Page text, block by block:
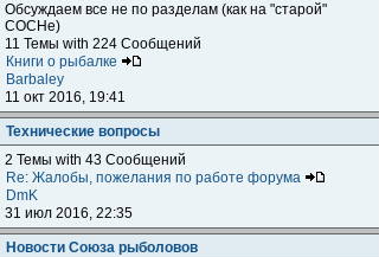
Обсуждаем все не по разделам (как на "старой"
СОСНе)
11 Темы with 224 Сообщений
Книги о рыбалке
Barbaley
11 окт 2016, 19:41
Технические вопросы
2 Темы with 43 Сообщений
Re: Жалобы, пожелания по работе форума
DmK
31 июл 2016, 22:35
Новости Союза рыболовов